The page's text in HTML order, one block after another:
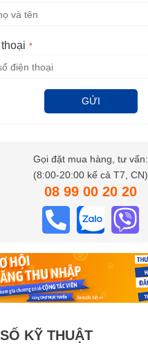
GỬI
Gọi đặt mua hàng, tư vấn:
(8:00-20:00 kể cả T7, CN)
08 99 00 20 20
KỸ THUẬT